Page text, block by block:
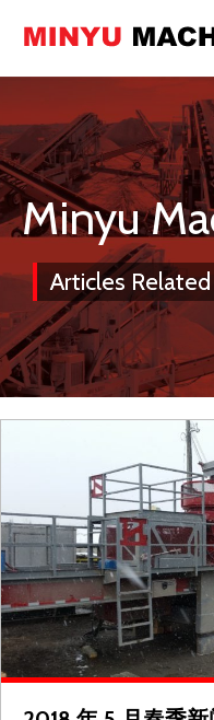
Minyu
Articles